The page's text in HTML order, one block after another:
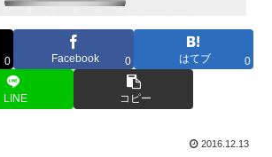
0 Facebook 0 はてブ 0
LINE コピー
2016.12.13